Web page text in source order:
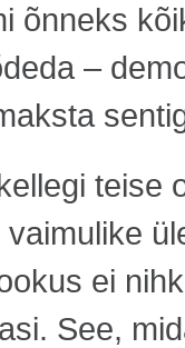
õnneks
–
teise
ei
See,